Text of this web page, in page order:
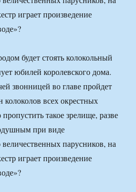
играет произведение
будет стоять колокольный
юбилей королевского дома.
звонницей во главе пройдет
колоколов всех окрестных
такое зрелище, разве
при виде
парусников, на
играет произведение